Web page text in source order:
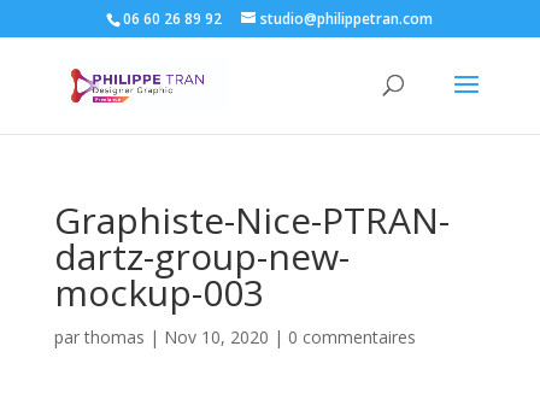
06 60 26 89 92 studio@philippetran.com
Graphiste-Nice-PTRAN-
dartz-group-new-
mockup-003
parthomas | Nov 10, 2020 | 0 commentaires